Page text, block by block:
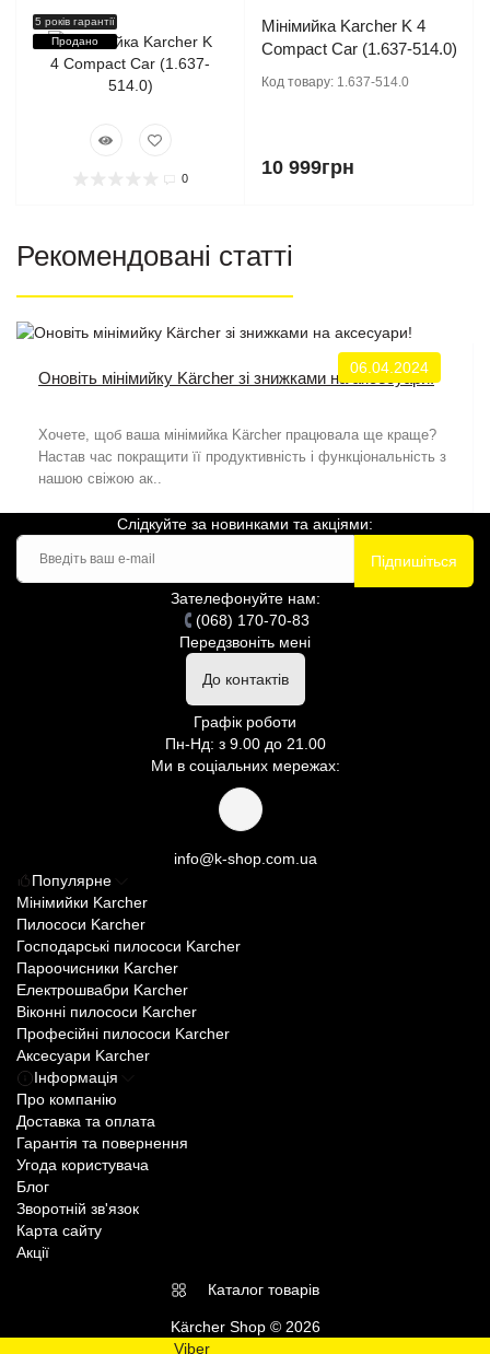
5 років гарантії
Продано
0
Мінімийка Karcher K 4
Compact Car (1.637-514.0)
Код товару: 1.637-514.0
10 999грн
Рекомендовані статті
06.04.2024
Оновіть мінімийку Kärcher зі знижками на аксесуари!
Хочете, щоб ваша мінімийка Kärcher працювала ще краще?
Настав час покращити її продуктивність і функціональність з
нашою свіжою ак..
Слідкуйте за новинками та акціями:
Підпишіться
Зателефонуйте нам:
(068) 170-70-83
Передзвоніть мені
До контактів
Графік роботи
Пн-Нд: з 9.00 до 21.00
Ми в соціальних мережах:
info@k-shop.com.ua
Популярне
Мінімийки Karcher
Пилососи Karcher
Господарські пилососи Karcher
Пароочисники Karcher
Електрошвабри Karcher
Віконні пилососи Karcher
Професійні пилососи Karcher
Аксесуари Karcher
Інформація
Про компанію
Доставка та оплата
Гарантія та повернення
Угода користувача
Блог
Зворотній зв'язок
Карта сайту
Акції
Каталог товарів
Kärcher Shop © 2026
Viber